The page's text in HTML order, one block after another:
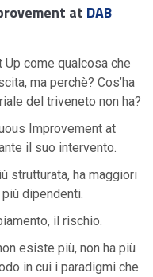
at DAB
come qualcosa che
ma perchè? Cos’ha
del triveneto non ha?
Improvement at
il suo intervento.
strutturata, ha maggiori
dipendenti.
il rischio.
esiste più, non ha più
in cui i paradigmi che